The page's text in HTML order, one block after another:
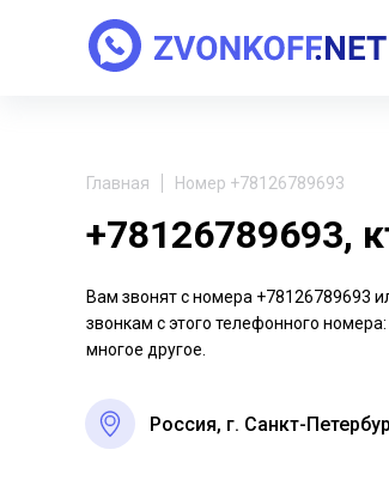
Главная Номер +78126789693
+78126789693,
Вам звонят с номера +78126789693
звонкам с этого телефонного
многое другое.
Россия, г. Санкт-